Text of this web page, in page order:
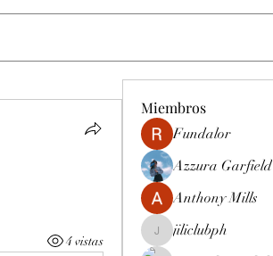
4 vistas
Miembros
Fundalor
Azzura Garfield
Anthony Mills
jiliclubph
jiliclubph